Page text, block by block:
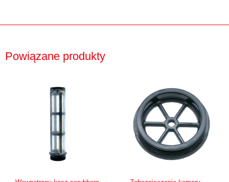
Powiązane produkty